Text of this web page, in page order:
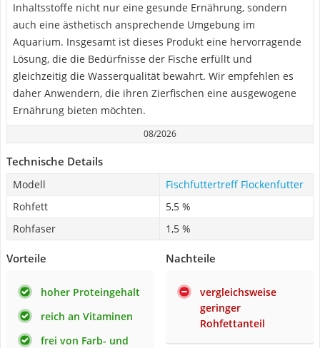
Inhaltsstoffe nicht nur eine gesunde Ernährung, sondern
auch eine ästhetisch ansprechende Umgebung im
Aquarium. Insgesamt ist dieses Produkt eine hervorragende
Lösung, die die Bedürfnisse der Fische erfüllt und
gleichzeitig die Wasserqualität bewahrt. Wir empfehlen es
daher Anwendern, die ihren Zierfischen eine ausgewogene
Ernährung bieten möchten.
08/2026
Technische Details
Modell
Fischfuttertreff Flockenfutter
Rohfett
5,5 %
Rohfaser
1,5 %
Vorteile
hoher Proteingehalt
reich an Vitaminen
frei von Farb- und
Nachteile
vergleichsweise
geringer
Rohfettanteil